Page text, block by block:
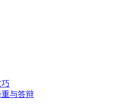
与答辩